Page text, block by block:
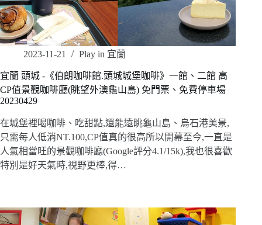
2023-11-21 Play in 宜蘭
宜蘭 頭城 -《伯朗咖啡館.頭城城堡咖啡》一館、二館 高
CP值景觀咖啡廳(眺望外澳龜山島) 免門票、免費停車場
20230429
在城堡裡喝咖啡、吃甜點,還能遠眺龜山島、烏石港美景,
只需每人低消NT.100,CP值真的很高所以開幕至今,一直是
人氣相當旺的景觀咖啡廳(Google評分4.1/15k),我也很喜歡
特別是好天氣時,視野更棒,得…